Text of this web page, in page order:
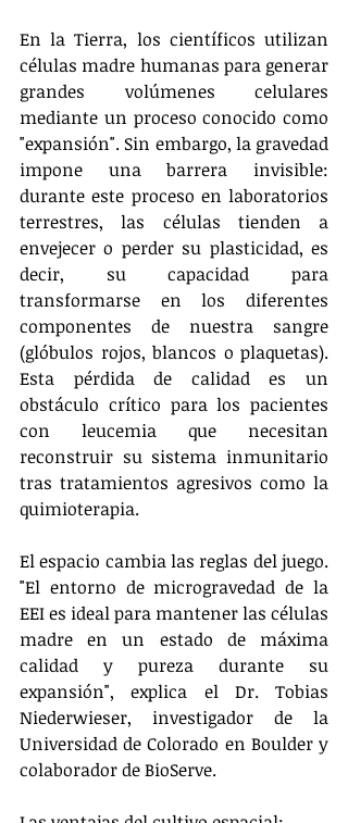
En la Tierra, los científicos utilizan
células madre humanas para generar
grandes volúmenes celulares
mediante un proceso conocido como
"expansión". Sin embargo, la gravedad
impone una barrera invisible:
durante este proceso en laboratorios
terrestres, las células tienden a
envejecer o perder su plasticidad, es
decir, su capacidad para
transformarse en los diferentes
componentes de nuestra sangre
(glóbulos rojos, blancos o plaquetas).
Esta pérdida de calidad es un
obstáculo crítico para los pacientes
con leucemia que necesitan
reconstruir su sistema inmunitario
tras tratamientos agresivos como la
quimioterapia.
El espacio cambia las reglas del juego.
"El entorno de microgravedad de la
EEI es ideal para mantener las células
madre en un estado de máxima
calidad y pureza durante su
expansión", explica el Dr. Tobias
Niederwieser, investigador de la
Universidad de Colorado en Boulder y
colaborador de BioServe.